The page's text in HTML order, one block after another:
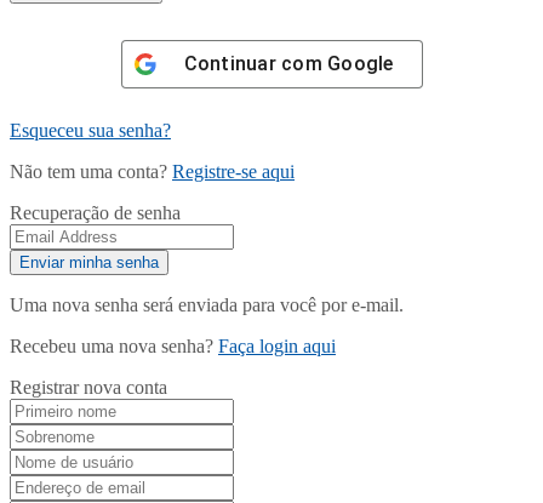
Continuar com Google
Esqueceu sua senha?
Não tem uma conta? Registre-se aqui
Recuperação de senha
Uma nova senha será enviada para você por e-mail.
Recebeu uma nova senha? Faça login aqui
Registrar nova conta